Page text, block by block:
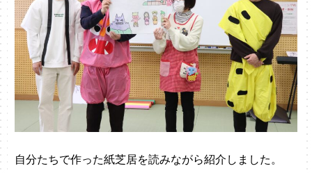
自分たちで作った紙芝居を読みながら紹介しました。